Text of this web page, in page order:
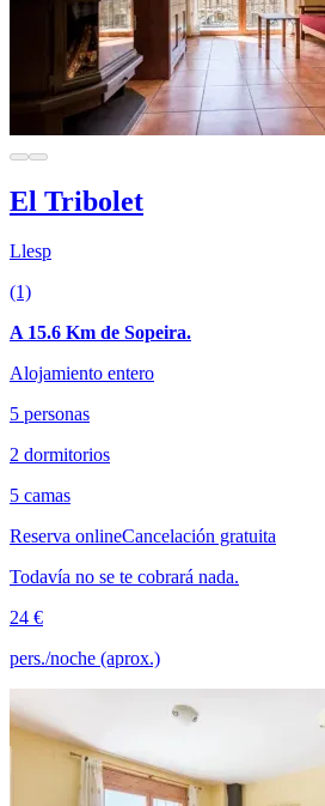
El Tribolet
Llesp
(1)
A 15.6 Km de Sopeira.
Alojamiento entero
5 personas
2 dormitorios
5 camas
Reserva onlineCancelación gratuita
Todavía no se te cobrará nada.
24 €
pers./noche (aprox.)